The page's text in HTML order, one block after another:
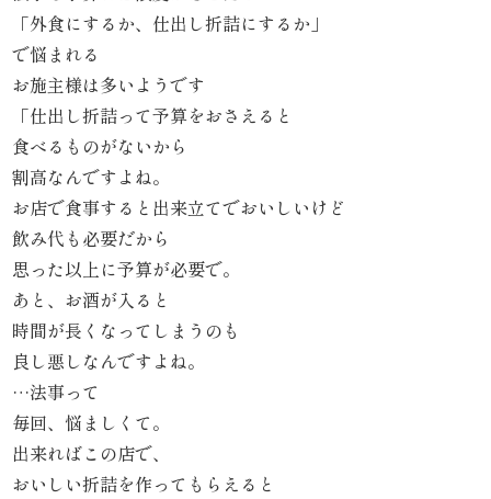
け
ガ
ド
商
品
一
覧
お
客
「外食にするか、仕出し折詰にするか」
で悩まれる
お施主様は多いようです
「仕出し折詰って予算をおさえると
食べるものがないから
割高なんですよね。
お店で食事すると出来立てでおいしいけど
飲み代も必要だから
思った以上に予算が必要で。
あと、お酒が入ると
時間が長くなってしまうのも
良し悪しなんですよね。
…法事って
毎回、悩ましくて。
出来ればこの店で、
おいしい折詰を作ってもらえると